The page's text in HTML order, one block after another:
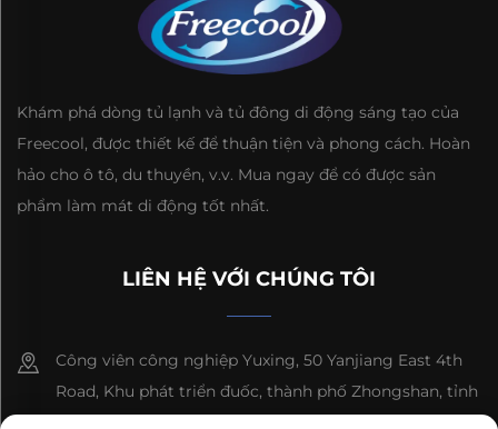
Khám phá dòng tủ lạnh và tủ đông di động sáng tạo của
Freecool, được thiết kế để thuận tiện và phong cách. Hoàn
hảo cho ô tô, du thuyền, v.v. Mua ngay để có được sản
phẩm làm mát di động tốt nhất.
LIÊN HỆ VỚI CHÚNG TÔI
Công viên công nghiệp Yuxing, 50 Yanjiang East 4th
Road, Khu phát triển đuốc, thành phố Zhongshan, tỉnh